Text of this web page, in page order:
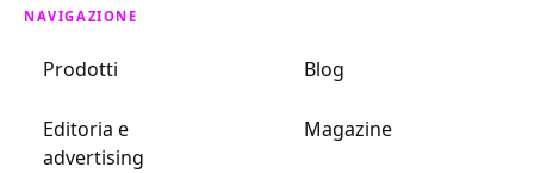
NAVIGAZIONE
Prodotti Blog
Editoria e
advertising
Magazine